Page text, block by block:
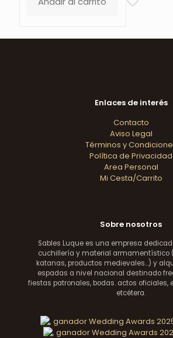
Enlaces de interés
Contacto
Aviso Legal
Términos y
Política de Privacidad
Area Personal
Mi Cesta/Carrito
Sobre nosotros
Sables Luque es una empresa
cuchillería y material armamentístico
katanas, productos medievales...) y
espadas a nivel nacional destinado
fiestas patronales, bodas. actos oficiales,
etcétera.